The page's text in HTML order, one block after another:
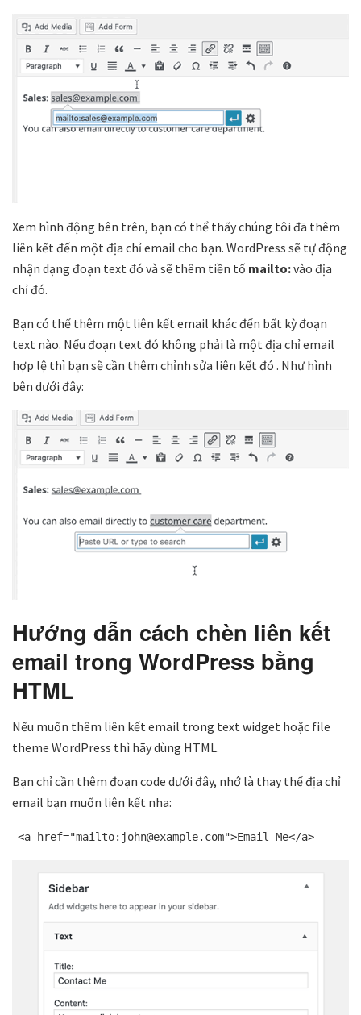
Xem hình động bên trên, bạn có thể thấy chúng tôi đã thêm
liên kết đến một địa chỉ email cho bạn. WordPress sẽ tự động
nhận dạng đoạn text đó và sẽ thêm tiền tố mailto:vào địa
chỉ đó.
Bạn có thể thêm một liên kết email khác đến bất kỳ đoạn
text nào. Nếu đoạn text đó không phải là một địa chỉ email
hợp lệ thì bạn sẽ cần thêm chỉnh sửa liên kết đó . Như hình
bên dưới đây:
Hướng dẫn cách chèn liên kết
email trong WordPress bằng
HTML
Nếu muốn thêm liên kết email trong text widget hoặc file
theme WordPress thì hãy dùng HTML.
Bạn chỉ cần thêm đoạn code dưới đây, nhớ là thay thế địa chỉ
email bạn muốn liên kết nha:
<a href="mailto:john@example.com">Email Me</a>